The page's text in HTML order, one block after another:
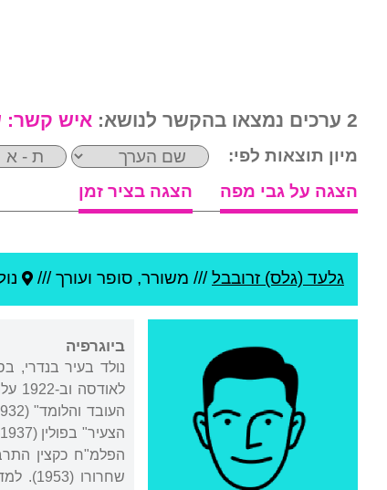
2 ערכים נמצאו בהקשר לנושא: איש קשר:
מיון תוצאות לפי:
הצגה על גבי מפה
הצגה בציר זמן
גלעד (גלס) זרובבל/// משורר, סופר ועורך ///
ביוגרפיה
נולד בעיר בנדרי,
הפלמ"ח כקצין